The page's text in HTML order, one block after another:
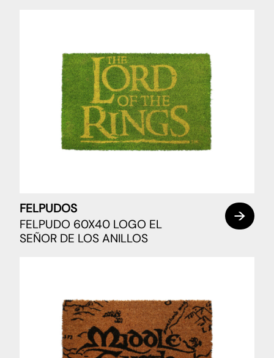
FELPUDOS
FELPUDO 60X40 LOGO EL
SEÑOR DE LOS ANILLOS